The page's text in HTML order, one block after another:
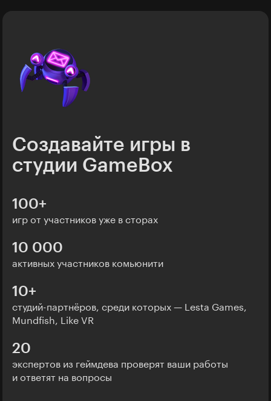
Создавайте игры в
студии GameBox
100+
игр от участников уже в сторах
10 000
активных участников комьюнити
10+
студий-партнёров, среди которых — Lesta Games,
Mundfish, Like VR
20
экспертов из геймдева проверят ваши работы
и ответят на вопросы